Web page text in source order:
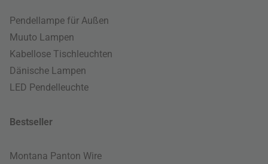
Pendellampe für Außen
Muuto Lampen
Kabellose Tischleuchten
Dänische Lampen
LED Pendelleuchte
Bestseller
Montana Panton Wire